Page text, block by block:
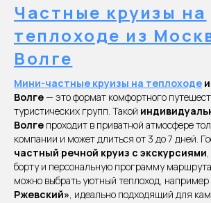
Частные круизы на
теплоходе из
Волге
Мини-частные круизы на теплоходе
Волге— это формат комфортного
туристических групп. Такой
Волге проходит в приватной атмосфере
компании и может длиться от 3 до 7 дней.
частный речной круиз с экскурсиями
борту и персональную программу
можно выбрать уютный теплоход, например
Ржевский», идеально подходящий для